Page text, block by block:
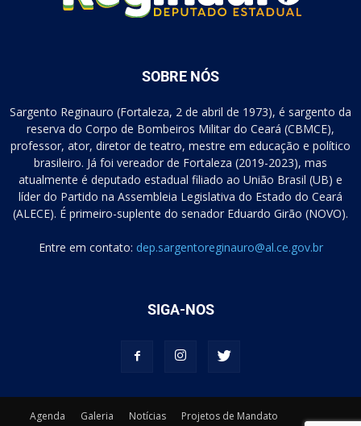
SOBRE NÓS
Sargento Reginauro (Fortaleza, 2 de abril de 1973), é sargento da
reserva do Corpo de Bombeiros Militar do Ceará (CBMCE),
professor, ator, diretor de teatro, mestre em educação e político
brasileiro. Já foi vereador de Fortaleza (2019-2023), mas
atualmente é deputado estadual filiado ao União Brasil (UB) e
líder do Partido na Assembleia Legislativa do Estado do Ceará
(ALECE). É primeiro-suplente do senador Eduardo Girão (NOVO).
Entre em contato: dep.sargentoreginauro@al.ce.gov.br
SIGA-NOS
Agenda Galeria Notícias
Projetos de Mandato